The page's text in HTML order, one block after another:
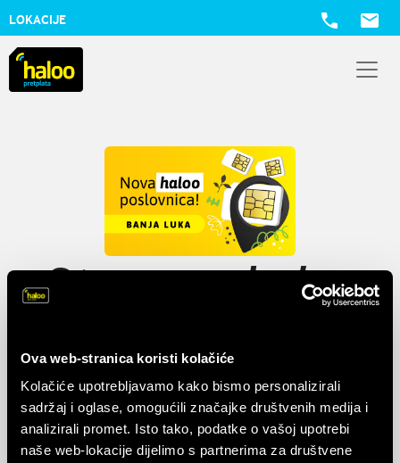
Ova web-stranica koristi kolačiće
Kolačiće upotrebljavamo kako bismo personalizirali
sadržaj i oglase, omogućili značajke društvenih medija i
analizirali promet. Isto tako, podatke o vašoj upotrebi
naše web-lokacije dijelimo s partnerima za društvene
LOKACIJE
Otvorenohaloo
Banjaluci
23.11.2023.